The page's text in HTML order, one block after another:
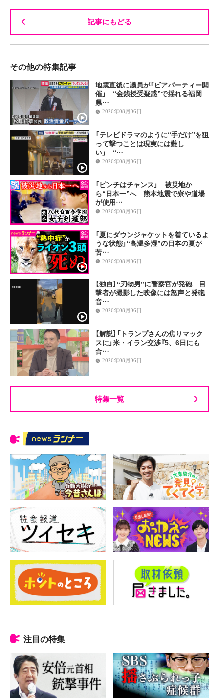
記事にもどる
その他の特集記事
地震直後に議員が「ビアパーティー開
催」 “金銭授受疑惑”で揺れる福岡
県…
2026年08月06日
「テレビドラマのように“手だけ”を狙
って撃つことは現実には難し
い」 “…
2026年08月06日
「ピンチはチャンス」 被災地か
ら“日本一”へ 熊本地震で寮や道場
が使用…
2026年08月06日
「夏にダウンジャケットを着ているよ
うな状態」“高温多湿”の日本の夏が
苦…
2026年08月06日
【独自】“刃物男”に警察官が発砲 目
撃者が撮影した映像には怒声と発砲
音…
2026年08月06日
【解説】「トランプさんの焦りマック
スに」米・イラン交渉『5、6日にも
合…
2026年08月06日
特集一覧
注目の特集